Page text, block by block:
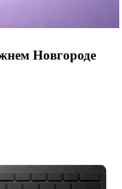
Новгороде